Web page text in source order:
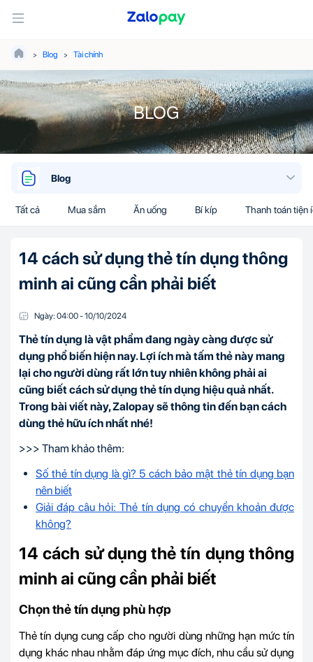
Blog Tài chính
BLOG
Blog
Tất cả Mua sắm Ăn uống Bí kíp Thanh toán tiện
14 cách sử dụng thẻ tín dụng thông
minh ai cũng cần phải biết
Ngày: 04:00-10/10/2024
Thẻ tín dụng là vật phẩm đang ngày càng được sử
dụng phổ biến hiện nay. Lợi ích mà tấm thẻ này mang
lại cho người dùng rất lớn tuy nhiên không phải ai
cũng biết cách sử dụng thẻ tín dụng hiệu quả nhất.
Trong bài viết này, Zalopay sẽ thông tin đến bạn cách
dùng thẻ hữu ích nhất nhé!
>>> Tham khảo thêm:
Số thẻ tín dụng là gì? 5 cách bảo mật thẻ tín dụng bạn
nên biết
Giải đáp câu hỏi: Thẻ tín dụng có chuyển khoản được
không?
14 cách sử dụng thẻ tín dụng thông
minh ai cũng cần phải biết
Chọn thẻ tín dụng phù hợp
Thẻ tín dụng cung cấp cho người dùng những hạn mức tín
dụng khác nhau nhằm đáp ứng mục đích, nhu cầu sử dụng